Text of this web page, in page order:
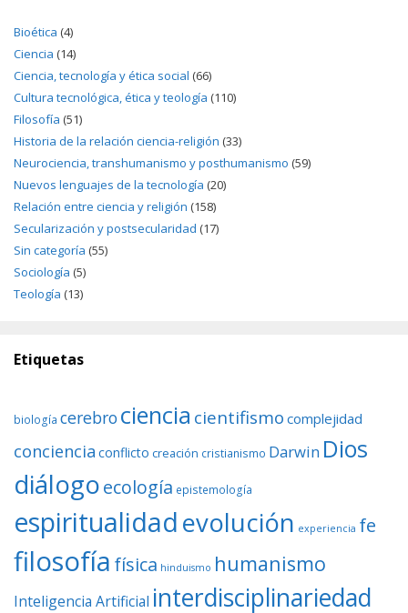
Bioética (4)
Ciencia (14)
Ciencia, tecnología y ética social (66)
Cultura tecnológica, ética y teología (110)
Filosofía (51)
Historia de la relación ciencia-religión (33)
Neurociencia, transhumanismo y posthumanismo (59)
Nuevos lenguajes de la tecnología (20)
Relación entre ciencia y religión (158)
Secularización y postsecularidad (17)
Sin categoría (55)
Sociología (5)
Teología (13)
Etiquetas
biología cerebro ciencia cientifismo complejidad
conciencia conflicto creación cristianismo Darwin Dios
diálogoecología epistemología
espiritualidadevolución experiencia fe
filosofía física hinduismo humanismo
Inteligencia Artificial interdisciplinariedad